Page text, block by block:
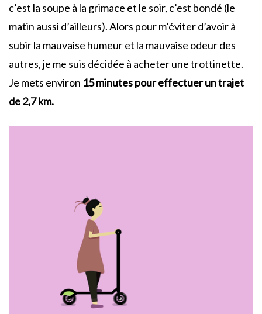
c’est la soupe à la grimace et le soir, c’est bondé (le
matin aussi d’ailleurs). Alors pour m’éviter d’avoir à
subir la mauvaise humeur et la mauvaise odeur des
autres, je me suis décidée à acheter une trottinette.
Je mets environ 15 minutes pour effectuer un trajet
de 2,7 km.